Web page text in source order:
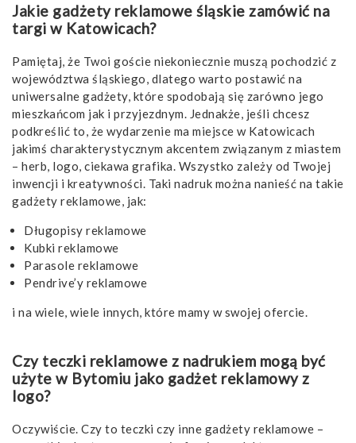
Jakie gadżety reklamowe śląskie zamówić na
targi w Katowicach?
Pamiętaj, że Twoi goście niekoniecznie muszą pochodzić z
województwa śląskiego, dlatego warto postawić na
uniwersalne gadżety, które spodobają się zarówno jego
mieszkańcom jak i przyjezdnym. Jednakże, jeśli chcesz
podkreślić to, że wydarzenie ma miejsce w Katowicach
jakimś charakterystycznym akcentem związanym z miastem
– herb, logo, ciekawa grafika. Wszystko zależy od Twojej
inwencji i kreatywności. Taki nadruk można nanieść na takie
gadżety reklamowe, jak:
Długopisy reklamowe
Kubki reklamowe
Parasole reklamowe
Pendrive’y reklamowe
i na wiele, wiele innych, które mamy w swojej ofercie.
Czy teczki reklamowe z nadrukiem mogą być
użyte w Bytomiu jako gadżet reklamowy z
logo?
Oczywiście. Czy to teczki czy inne gadżety reklamowe –